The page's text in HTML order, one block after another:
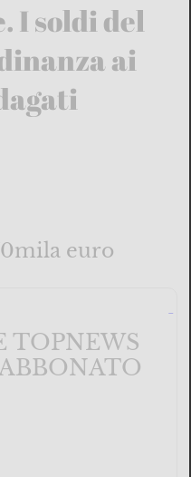
I soldi del
ai
euro
TOPNEWS